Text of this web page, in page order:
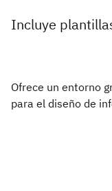
Incluye
Ofrece un entorno
para el diseño de